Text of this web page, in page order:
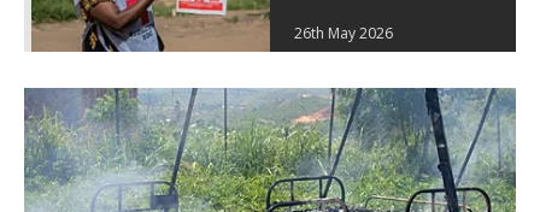
26th May 2026